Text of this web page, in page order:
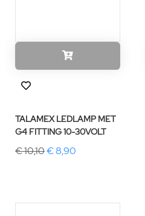
TALAMEX LEDLAMP MET
G4 FITTING 10-30VOLT
€ 10,10€ 8,90